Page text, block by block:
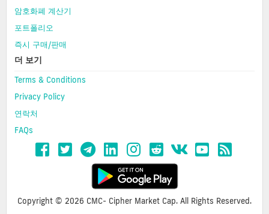
암호화폐 계산기
포트폴리오
즉시 구매/판매
더 보기
Terms & Conditions
Privacy Policy
연락처
FAQs
Copyright © 2026 CMC- Cipher Market Cap. All Rights Reserved.